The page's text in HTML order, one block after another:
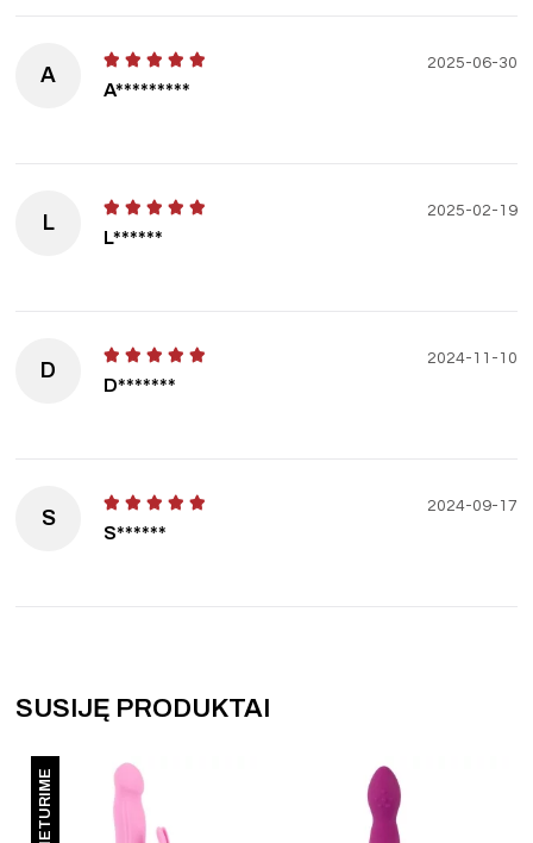
A
A*********
2025-06-30
L
L******
2025-02-19
D
D*******
2024-11-10
S
S******
2024-09-17
SUSIJĘ PRODUKTAI
NETURIME